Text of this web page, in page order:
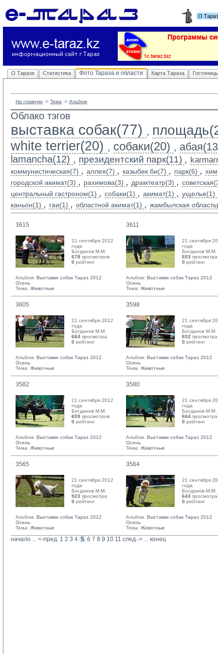
О
О Таразе Статистика Фото Тараза и области Карта Тараза
На главную -> Тема -> Альбом
Облако тэгов
выставка собак(77) ,
white terrier(20) , собаки(20) ,
lamancha(12) , президентский парк(11) ,
коммунистическая(7) , аллея(7) , казыбек би(7) , парк(6) ,
городской акимат(3) , рахимова(3) , драмтеатр(3) ,
центральный гастроном(1) , собаки(1) , акимат(1) , ущелье(1)
каньон(1) , гаи(1) , областной акимат(1) , жамбылская
3615
21 сентября 2012
года
Богданов М.М.
678 просмотров
0 рейтинг
Альбом: Выставки собак Тараз 2012
Осень
Тема: Животные
3611
21 сентября
года
Богданов М.М.
653 просмотра
0 рейтинг
Альбом: Выставки собак Тараз 2012
Осень
Тема: Животные
3605
21 сентября 2012
года
Богданов М.М.
664 просмотра
0 рейтинг
Альбом: Выставки собак Тараз 2012
Осень
Тема: Животные
3598
21 сентября
года
Богданов М.М.
652 просмотра
0 рейтинг
Альбом: Выставки собак Тараз 2012
Осень
Тема: Животные
3582
21 сентября 2012
года
Богданов М.М.
659 просмотров
0 рейтинг
Альбом: Выставки собак Тараз 2012
Осень
Тема: Животные
3580
21 сентября
года
Богданов М.М.
664 просмотра
0 рейтинг
Альбом: Выставки собак Тараз 2012
Осень
Тема: Животные
3565
21 сентября 2012
года
Богданов М.М.
923 просмотра
0 рейтинг
Альбом: Выставки собак Тараз 2012
Осень
Тема: Животные
3564
21 сентября
года
Богданов М.М.
643 просмотра
0 рейтинг
Альбом: Выставки собак Тараз 2012
Осень
Тема: Животные
начало ... <-пред. 1 2 3 4 5 6 7 8 9 10 11 след.-> ... конец